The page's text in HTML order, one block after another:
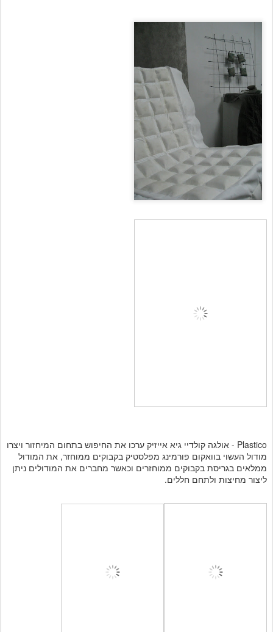
Plastico - אולגה קולדיי גיא אייזיק ערכו את החיפוש בתחום המיחזור ויצרו
מודול העשוי בוואקום פורמינג מפלסטיק בקבוקים ממוחזר, את המודול
ממלאים בגריסת בקבוקים ממוחזרים וכאשר מחברים את המודולים ניתן
ליצור מחיצות ולתחם חללים.